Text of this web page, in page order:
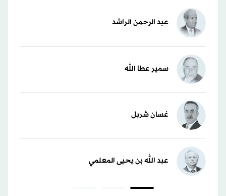
عبد الرحمن الراشد
سمير عطا الله
غسان شربل
عبد الله بن يحيى المعلمي